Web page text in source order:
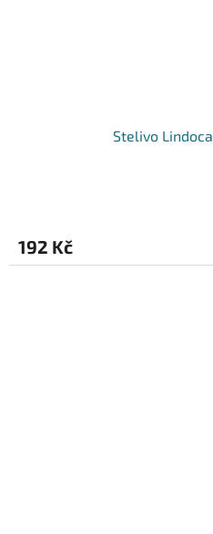
Stelivo
192 Kč